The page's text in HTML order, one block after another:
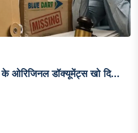
ओरिजिनल डॉक्यूमेंट्स खो दि...